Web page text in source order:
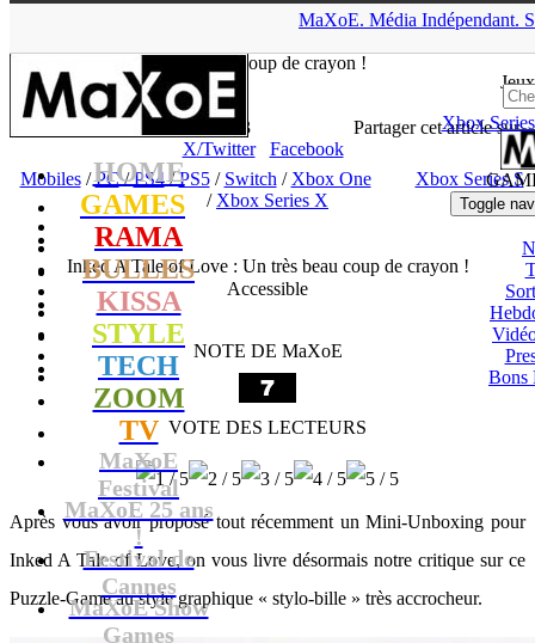
MaXoE. Média Indépendant.
HOME
GAMES
RAMA
BULLES
KISSA
STYLE
TECH
ZOOM
TV
MaXoE
Festival
MaXoE 25 ans
!
Festival de
Cannes
MaXoE Show
Games
Jeux
Xbox
Toggle
Bons
très beau coup de crayon !
- 28.06.23, 19:03
Partager cet article sur
X/Twitter
Facebook
Mobiles/PC/PS4/PS5/ Switch / Xbox One
Xbox Series S
/ Xbox Series X
Inked A Tale of Love : Un très beau coup de crayon !
Accessible
NOTE DE MaXoE
VOTE DES LECTEURS
Après vous avoir proposé tout récemment un Mini-Unboxing pour
Inked A Tale of Love, on vous livre désormais notre critique sur ce
Puzzle-Game au style graphique « stylo-bille » très accrocheur.